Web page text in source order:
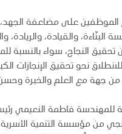
على مضاعفة الجهد،
البنّاءة، والقيادة،
النجاح، سواء بالنسبة
نحو تحقيق الإنجازات
من جهة مع العلم والخبرة
فاطمة النعيمي
من مؤسسة التنمية